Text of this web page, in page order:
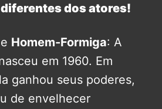
dos atores!
e Homem-Formiga: A
em 1960. Em
ganhou seus poderes,
de envelhecer